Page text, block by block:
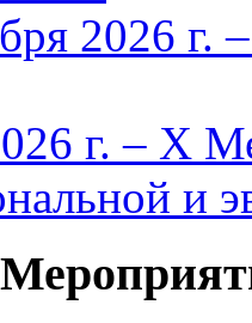
2026 г.
г. – X
и